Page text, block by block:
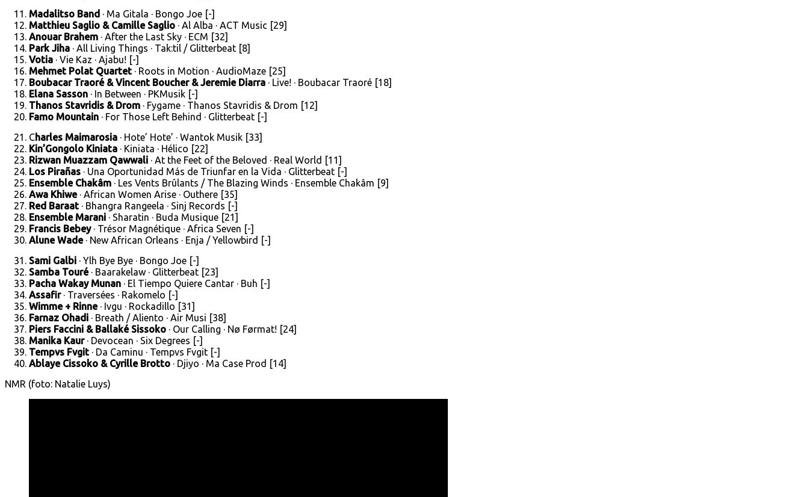
Madalitso Band · Ma Gitala · Bongo Joe [-]
Matthieu Saglio & Camille Saglio · Al Alba · ACT Music [29]
Anouar Brahem · After the Last Sky · ECM [32]
Park Jiha · All Living Things · Tak:til / Glitterbeat [8]
Votia · Vie Kaz · Ajabu! [-]
Mehmet Polat Quartet · Roots in Motion · AudioMaze [25]
Boubacar Traoré & Vincent Boucher & Jeremie Diarra · Live! · Boubacar Traoré [18]
Elana Sasson · In Between · PKMusik [-]
Thanos Stavridis & Drom · Fygame · Thanos Stavridis & Drom [12]
Famo Mountain · For Those Left Behind · Glitterbeat [-]
Charles Maimarosia · Hote’ Hote’ · Wantok Musik [33]
Kin’Gongolo Kiniata · Kiniata · Hélico [22]
Rizwan Muazzam Qawwali · At the Feet of the Beloved · Real World [11]
Los Pirañas · Una Oportunidad Más de Triunfar en la Vida · Glitterbeat [-]
Ensemble Chakâm · Les Vents Brûlants / The Blazing Winds · Ensemble Chakâm [9]
Awa Khiwe· African Women Arise · Outhere [35]
Red Baraat · Bhangra Rangeela · Sinj Records [-]
Ensemble Marani · Sharatin · Buda Musique [21]
Francis Bebey· Trésor Magnétique · Africa Seven [-]
Alune Wade· New African Orleans · Enja / Yellowbird [-]
Sami Galbi · Ylh Bye Bye · Bongo Joe [-]
Samba Touré· Baarakelaw · Glitterbeat [23]
Pacha Wakay Munan · El Tiempo Quiere Cantar · Buh [-]
Assafir · Traversées · Rakomelo [-]
Wimme + Rinne· Ivgu · Rockadillo [31]
Farnaz Ohadi · Breath / Aliento · Air Musi [38]
Piers Faccini & Ballaké Sissoko · Our Calling · Nø Førmat! [24]
Manika Kaur· Devocean · Six Degrees [-]
Tempvs Fvgit · Da Caminu · Tempvs Fvgit [-]
Ablaye Cissoko & Cyrille Brotto · Djiyo · Ma Case Prod [14]
NMR (foto: Natalie Luys)